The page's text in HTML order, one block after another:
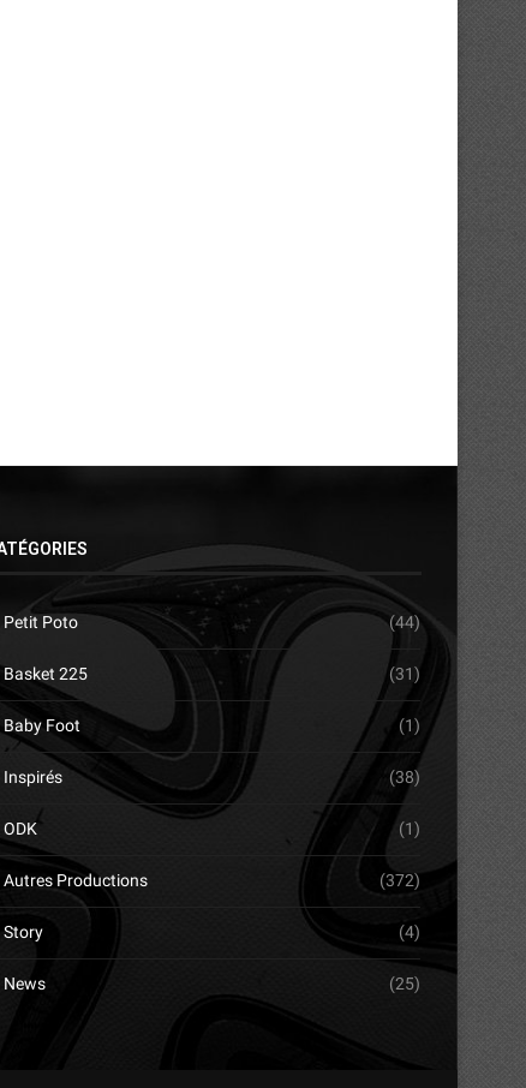
Petit Poto (44)
Basket 225 (31)
Baby Foot (1)
Inspirés (38)
ODK (1)
Autres Productions (372)
Story (4)
News (25)